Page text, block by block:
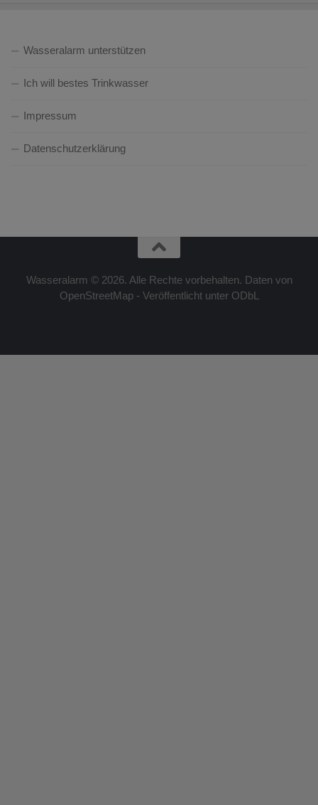
Wasseralarm unterstützen
Ich will bestes Trinkwasser
Impressum
Datenschutzerklärung
Wasseralarm © 2026. Alle Rechte vorbehalten. Daten von
OpenStreetMap - Veröffentlicht unter ODbL